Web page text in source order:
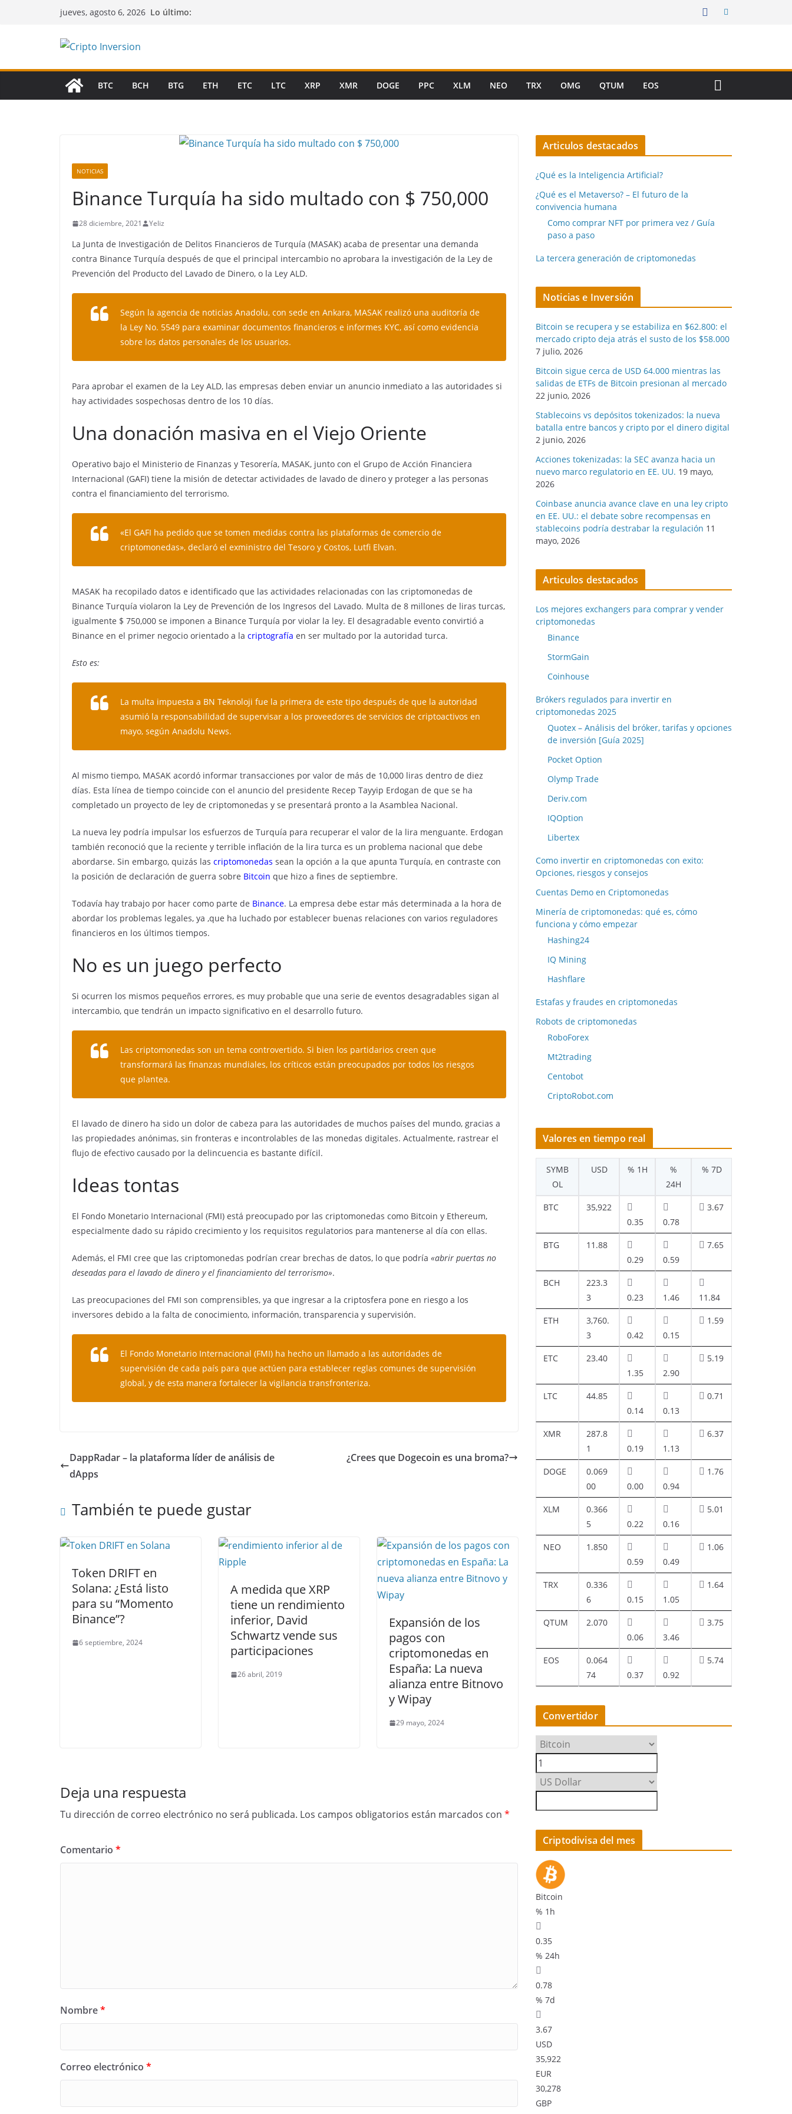
jueves, agosto 6, 2026 Lo último:
BTC BCH BTG ETH ETC LTC XRP XMR DOGE PPC XLM NEO TRX OMG QTUM EOS
NOTICIAS
Binance Turquía ha sido multado con $ 750,000
28 diciembre, 2021 Yeliz
La Junta de Investigación de Delitos Financieros de Turquía (MASAK) acaba de presentar una demanda
contra Binance Turquía después de que el principal intercambio no aprobara la investigación de la Ley de
Prevención del Producto del Lavado de Dinero, o la Ley ALD.
Según la agencia de noticias Anadolu, con sede en Ankara, MASAK realizó una auditoría de
la Ley No. 5549 para examinar documentos financieros e informes KYC, así como evidencia
sobre los datos personales de los usuarios.
Para aprobar el examen de la Ley ALD, las empresas deben enviar un anuncio inmediato a las autoridades si
hay actividades sospechosas dentro de los 10 días.
Una donación masiva en el Viejo Oriente
Operativo bajo el Ministerio de Finanzas y Tesorería, MASAK, junto con el Grupo de Acción Financiera
Internacional (GAFI) tiene la misión de detectar actividades de lavado de dinero y proteger a las personas
contra el financiamiento del terrorismo.
«El GAFI ha pedido que se tomen medidas contra las plataformas de comercio de
criptomonedas», declaró el exministro del Tesoro y Costos, Lutfi Elvan.
MASAK ha recopilado datos e identificado que las actividades relacionadas con las criptomonedas de
Binance Turquía violaron la Ley de Prevención de los Ingresos del Lavado. Multa de 8 millones de liras turcas,
igualmente $ 750,000 se imponen a Binance Turquía por violar la ley. El desagradable evento convirtió a
Binance en el primer negocio orientado a la criptografía en ser multado por la autoridad turca.
Esto es:
La multa impuesta a BN Teknoloji fue la primera de este tipo después de que la autoridad
asumió la responsabilidad de supervisar a los proveedores de servicios de criptoactivos en
mayo, según Anadolu News.
Al mismo tiempo, MASAK acordó informar transacciones por valor de más de 10,000 liras dentro de diez
días. Esta línea de tiempo coincide con el anuncio del presidente Recep Tayyip Erdogan de que se ha
completado un proyecto de ley de criptomonedas y se presentará pronto a la Asamblea Nacional.
La nueva ley podría impulsar los esfuerzos de Turquía para recuperar el valor de la lira menguante. Erdogan
también reconoció que la reciente y terrible inflación de la lira turca es un problema nacional que debe
abordarse. Sin embargo, quizás las criptomonedas sean la opción a la que apunta Turquía, en contraste con
la posición de declaración de guerra sobre Bitcoin que hizo a fines de septiembre.
Todavía hay trabajo por hacer como parte de Binance. La empresa debe estar más determinada a la hora de
abordar los problemas legales, ya ,que ha luchado por establecer buenas relaciones con varios reguladores
financieros en los últimos tiempos.
No es un juego perfecto
Si ocurren los mismos pequeños errores, es muy probable que una serie de eventos desagradables sigan al
intercambio, que tendrán un impacto significativo en el desarrollo futuro.
Las criptomonedas son un tema controvertido. Si bien los partidarios creen que
transformará las finanzas mundiales, los críticos están preocupados por todos los riesgos
que plantea.
El lavado de dinero ha sido un dolor de cabeza para las autoridades de muchos países del mundo, gracias a
las propiedades anónimas, sin fronteras e incontrolables de las monedas digitales. Actualmente, rastrear el
flujo de efectivo causado por la delincuencia es bastante difícil.
Ideas tontas
El Fondo Monetario Internacional (FMI) está preocupado por las criptomonedas como Bitcoin y Ethereum,
especialmente dado su rápido crecimiento y los requisitos regulatorios para mantenerse al día con ellas.
Además, el FMI cree que las criptomonedas podrían crear brechas de datos, lo que podría «abrir puertas no
deseadas para el lavado de dinero y el financiamiento del terrorismo».
Las preocupaciones del FMI son comprensibles, ya que ingresar a la criptosfera pone en riesgo a los
inversores debido a la falta de conocimiento, información, transparencia y supervisión.
El Fondo Monetario Internacional (FMI) ha hecho un llamado a las autoridades de
supervisión de cada país para que actúen para establecer reglas comunes de supervisión
global, y de esta manera fortalecer la vigilancia transfronteriza.
DappRadar – la plataforma líder de análisis de
dApps
¿Crees que Dogecoin es una broma?
También te puede gustar
Token DRIFT en
Solana: ¿Está listo
para su “Momento
Binance”?
6 septiembre, 2024
A medida que XRP
tiene un rendimiento
inferior, David
Schwartz vende sus
participaciones
26 abril, 2019
Expansión de los
pagos con
criptomonedas en
España: La nueva
alianza entre Bitnovo
y Wipay
29 mayo, 2024
Deja una respuesta
Tu dirección de correo electrónico no será publicada. Los campos obligatorios están marcados con *
Comentario *
Nombre*
Correo electrónico *
Articulos destacados
¿Qué es la Inteligencia Artificial?
¿Qué es el Metaverso? – El futuro de la
convivencia humana
Como comprar NFT por primera vez / Guía
paso a paso
La tercera generación de criptomonedas
Noticias e Inversión
Bitcoin se recupera y se estabiliza en $62.800: el
mercado cripto deja atrás el susto de los $58.000
7 julio, 2026
Bitcoin sigue cerca de USD 64.000 mientras las
salidas de ETFs de Bitcoin presionan al mercado
22 junio, 2026
Stablecoins vs depósitos tokenizados: la nueva
batalla entre bancos y cripto por el dinero digital
2 junio, 2026
Acciones tokenizadas: la SEC avanza hacia un
nuevo marco regulatorio en EE. UU. 19 mayo,
2026
Coinbase anuncia avance clave en una ley cripto
en EE. UU.: el debate sobre recompensas en
stablecoins podría destrabar la regulación 11
mayo, 2026
Articulos destacados
Los mejores exchangers para comprar y vender
criptomonedas
Binance
StormGain
Coinhouse
Brókers regulados para invertir en
criptomonedas 2025
Quotex – Análisis del bróker, tarifas y opciones
de inversión [Guía 2025]
Pocket Option
Olymp Trade
Deriv.com
IQOption
Libertex
Como invertir en criptomonedas con exito:
Opciones, riesgos y consejos
Cuentas Demo en Criptomonedas
Minería de criptomonedas: qué es, cómo
funciona y cómo empezar
Hashing24
IQ Mining
Hashflare
Estafas y fraudes en criptomonedas
Robots de criptomonedas
RoboForex
Mt2trading
Centobot
CriptoRobot.com
Valores en tiempo real
SYMB
OL
USD % 1H
%
24H
% 7D
BTC
35,922
0.35
0.78
3.67
BTG
11.88
0.29
0.59
7.65
BCH
223.3
3
0.23 1.46 11.84
ETH
3,760.
3
0.42 0.15
1.59
ETC
23.40
1.35
2.90
5.19
LTC
44.85
0.14
0.13
0.71
XMR
287.8
1
0.19 1.13
6.37
DOGE
0.069
00
0.00 0.94
1.76
XLM
0.366
5
0.22 0.16
5.01
NEO
1.850
0.59
0.49
1.06
TRX
0.336
6
0.15 1.05
1.64
QTUM
2.070
0.06
3.46
3.75
EOS
0.064
74
0.37 0.92
5.74
Convertidor
Criptodivisa del mes
Bitcoin
% 1h
0.35
% 24h
0.78
% 7d
3.67
USD
35,922
EUR
30,278
GBP